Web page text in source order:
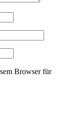
Browser für